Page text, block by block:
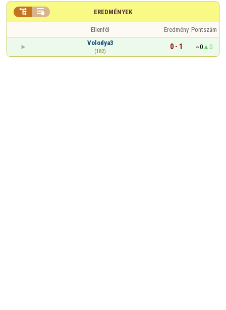
EREDMÉNYEK
 
Ellenfél Eredmény Pontszám
Volodya3
(182)
0 - 1 ~0 0